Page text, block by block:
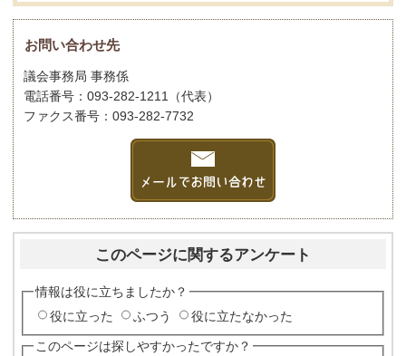
お問い合わせ先
議会事務局 事務係
電話番号：093-282-1211（代表）
ファクス番号：093-282-7732
このページに関するアンケート
情報は役に立ちましたか？
役に立った
ふつう 役に立たなかった
このページは探しやすかったですか？